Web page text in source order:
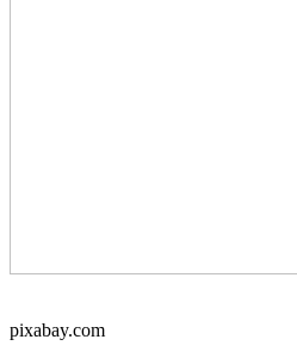
pixabay.com